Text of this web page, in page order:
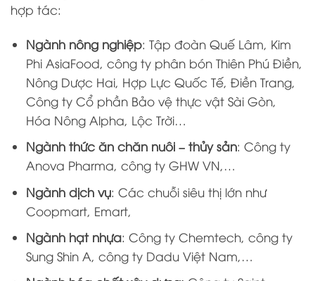
hợp tác:
Ngành nông nghiệp: Tập đoàn Quế Lâm, Kim
Phi AsiaFood, công ty phân bón Thiên Phú Điền,
Nông Dược Hai, Hợp Lực Quốc Tế, Điền Trang,
Công ty Cổ phần Bảo vệ thực vật Sài Gòn,
Hóa Nông Alpha, Lộc Trời…
Ngành thức ăn chăn nuôi – thủy sản: Công ty
Anova Pharma, công ty GHW VN,…
Ngành dịch vụ: Các chuỗi siêu thị lớn như
Coopmart, Emart,
Ngành hạt nhựa: Công ty Chemtech, công ty
Sung Shin A, công ty Dadu Việt Nam,…